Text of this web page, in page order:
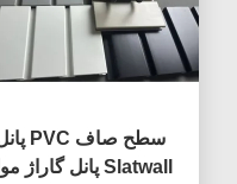
سطح صاف PVC پانل
Slatwall پانل گاراژ مواد